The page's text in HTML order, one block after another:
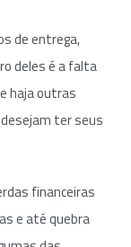
de entrega,
deles é a falta
haja outras
ter seus
financeiras
e até quebra